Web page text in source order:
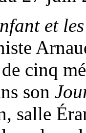
et
cinq
son
salle